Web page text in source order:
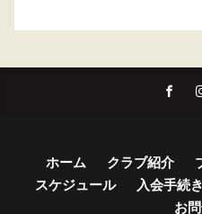
ホーム クラブ紹介
スケジュール
入会手続き
お